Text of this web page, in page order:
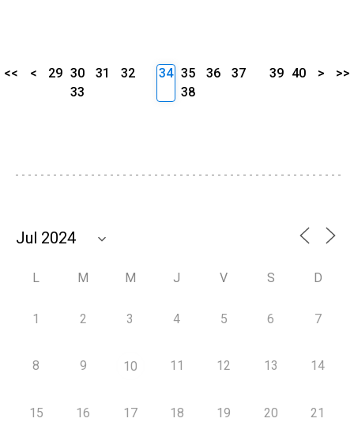
<< < 29 30 31
32
33
34 35 36
37
38
39 40 > >>
L M M J V S D
1 2 3 4 5 6 7
8 9 10 11 12 13 14
15 16 17 18 19 20 21